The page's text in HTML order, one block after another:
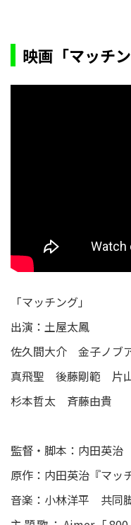
映画「マッチ
「マッチング」
出演：土屋太鳳
佐久間大介 金子ノブ
真飛聖 後藤剛範 片
杉本哲太 斉藤由貴
監督・脚本：内田英治
原作：内田英治『マッ
音楽：小林洋平 共同